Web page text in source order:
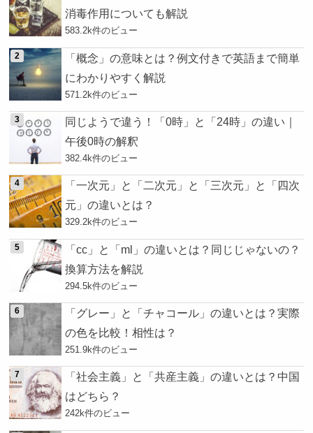
消毒作用についても解説
583.2k件のビュー
「概念」の意味とは？例文付きで英語まで簡単
にわかりやすく解説
571.2k件のビュー
同じようで違う！「0時」と「24時」の違い｜
午後0時の解釈
382.4k件のビュー
「一次元」と「二次元」と「三次元」と「四次
元」の違いとは？
329.2k件のビュー
「cc」と「ml」の違いとは？同じじゃないの？
換算方法を解説
294.5k件のビュー
「グレー」と「チャコール」の違いとは？実際
の色を比較！相性は？
251.9k件のビュー
「社会主義」と「共産主義」の違いとは？中国
はどちら？
242k件のビュー